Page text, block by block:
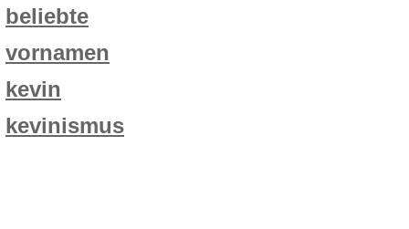
beliebte
vornamen
kevin
kevinismus